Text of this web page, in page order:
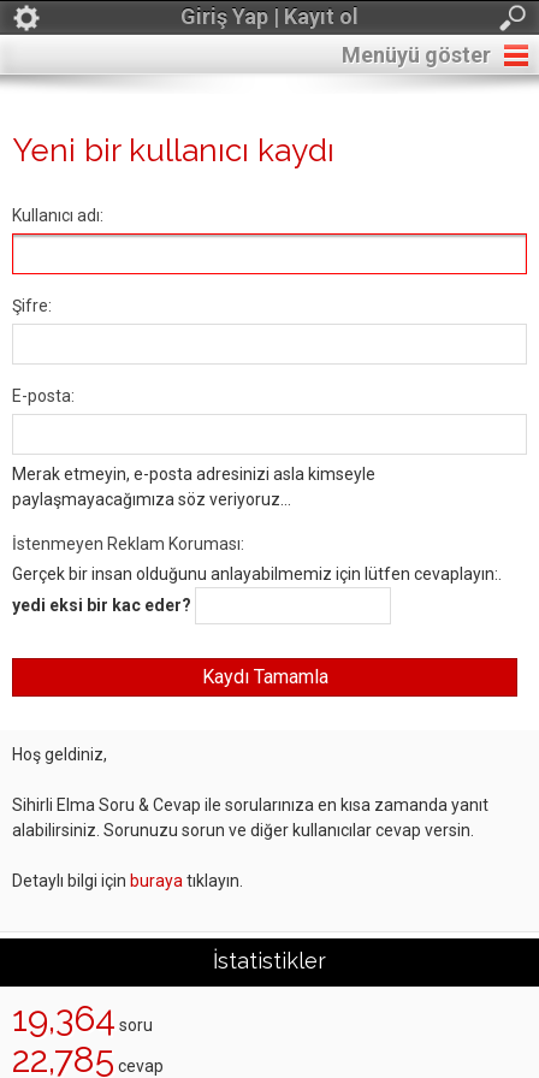
Giriş Yap | Kayıt ol
Menüyü göster
Yeni bir kullanıcı kaydı
Kullanıcı adı:
Şifre:
E-posta:
Merak etmeyin, e-posta adresinizi asla kimseyle
paylaşmayacağımıza söz veriyoruz...
İstenmeyen Reklam Koruması:
Gerçek bir insan olduğunu anlayabilmemiz için lütfen cevaplayın:.
yedi eksi bir kac eder?
Hoş geldiniz,
Sihirli Elma Soru & Cevap ile sorularınıza en kısa zamanda yanıt
alabilirsiniz. Sorunuzu sorun ve diğer kullanıcılar cevap versin.
Detaylı bilgi için buraya tıklayın.
İstatistikler
19,364 soru
22,785 cevap